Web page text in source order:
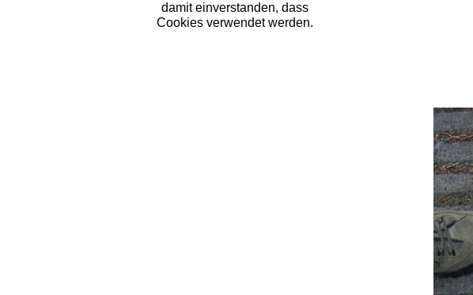
damit einverstanden, dass
Cookies verwendet werden.